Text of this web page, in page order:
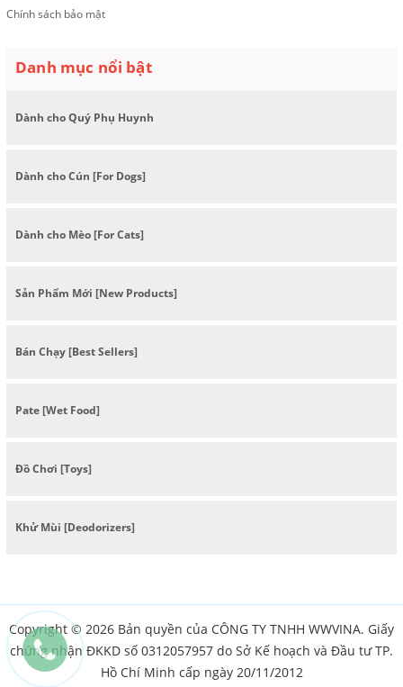
Chính sách bảo mật
Danh mục nổi bật
Dành cho Quý Phụ Huynh
Dành cho Cún [For Dogs]
Dành cho Mèo [For Cats]
Sản Phẩm Mới [New Products]
Bán Chạy [Best Sellers]
Pate [Wet Food]
Đồ Chơi [Toys]
Khử Mùi [Deodorizers]
Copyright © 2026 Bản quyền của CÔNG TY TNHH WWVINA. Giấy
chứng nhận ĐKKD số 0312057957 do Sở Kế hoạch và Đầu tư TP.
Hồ Chí Minh cấp ngày 20/11/2012